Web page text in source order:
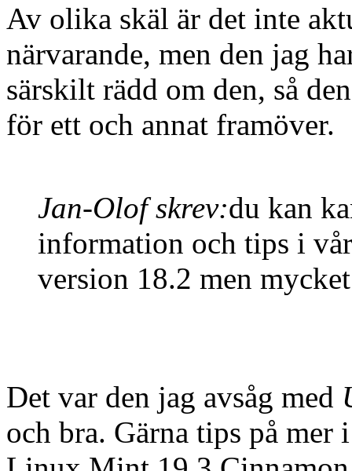
Av olika skäl är det inte
närvarande, men den jag
särskilt rädd om den, så
för ett och annat framöver.
Jan-Olof skrev:du kan
information och tips i
version 18.2 men
Det var den jag avsåg med
och bra. Gärna tips på mer